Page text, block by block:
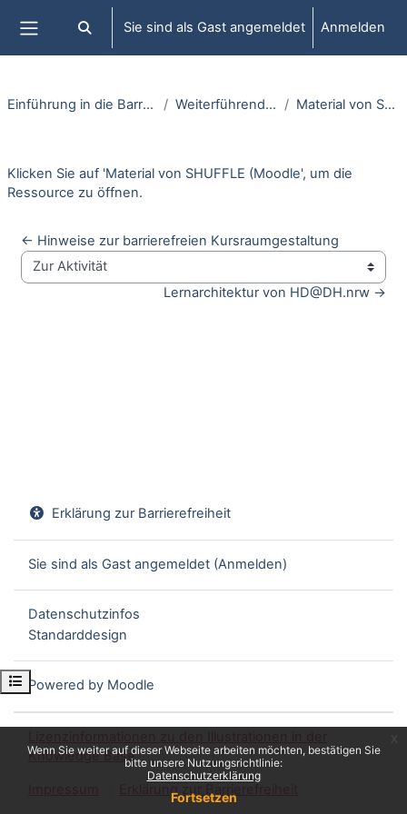
Wenn Sie weiter auf dieser Webseite arbeiten möchten, bestätigen Sie
bitte unsere Nutzungsrichtlinie:
Datenschutzerklärung
Fortsetzen
Website-Übersicht
Sucheingabe umschalten
Sie sind als Gast angemeldet Anmelden
Kursindex öffnen
Einführung in die Barrierefreiheit in Moodle Weiterführende Infos / Quellen Material von SHUFFLE (Moodle
Klicken Sie auf 'Material von SHUFFLE (Moodle', um die
Ressource zu öffnen.
← Hinweise zur barrierefreien Kursraumgestaltung
Zur Aktivität
Lernarchitektur von HD@DH.nrw →
Erklärung zur Barrierefreiheit
Sie sind als Gast angemeldet (Anmelden)
Datenschutzinfos
Standarddesign
Powered by Moodle
Knowledge Base
Erklärung zur Barrierefreiheit